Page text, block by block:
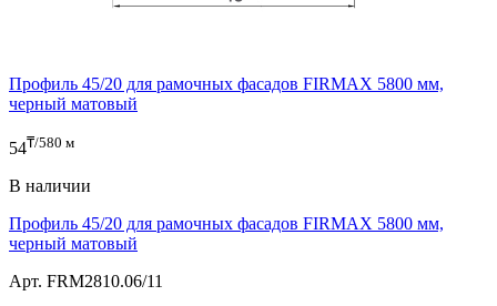
Профиль 45/20 для рамочных фасадов FIRMAX 5800 мм,
черный матовый
54₸/580 м
В наличии
Профиль 45/20 для рамочных фасадов FIRMAX 5800 мм,
черный матовый
Арт. FRM2810.06/11